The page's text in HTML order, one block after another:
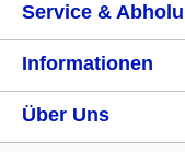
Service &
Informationen
Über Uns